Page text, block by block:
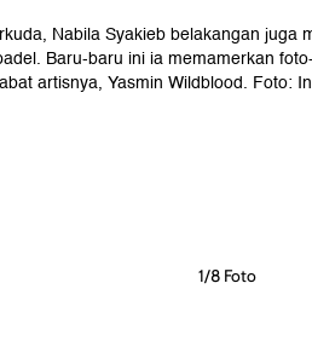
Nabila Syakieb belakangan juga
Baru-baru ini ia memamerkan
artisnya, Yasmin Wildblood. Foto:
1/8 Foto